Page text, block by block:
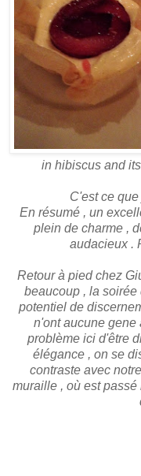
in hibiscus and
C'est ce
En résumé , un
plein de charme ,
audacieux .
Retour à pied chez
beaucoup , la
potentiel de
n'ont aucune gene
problème ici d'être
élégance , on se
contraste avec
muraille , où est